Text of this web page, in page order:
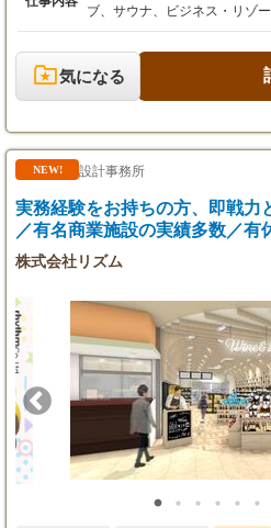
333,000円～
※基本給：
※固定残業代
分）を含む
・賞与：年2
・昇給：年1
となります
ん）
ブ、サウナ、ビジネス・リゾ
設を中心に、空間デザインの
務を担当していただきます。 ■ 主な業務フロー ・図面の作成 V
ectorworksを使用し、平面図・
成します。 ・打ち合わせ・
づき、図面の修正や調整を
ライアント向けのプレゼンテ
います。 ・現場確認の補助
現場との整合性の確認や、内
求められるプロジェクトの図
継続的に磨くことができる環
気になる
NEW! 設計事務所
実務経験をお持ちの方、即戦力
／有名商業施設の実績多数／有
株式会社リズム